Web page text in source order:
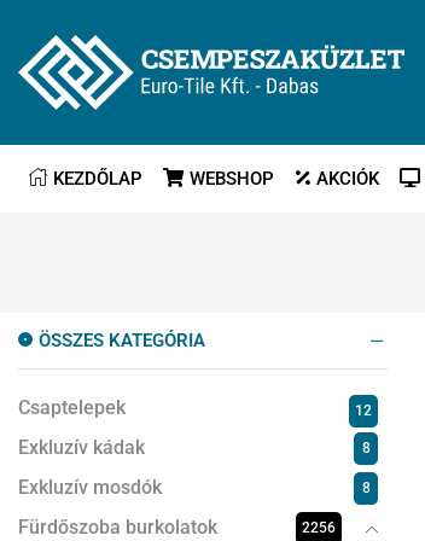
KEZDŐLAP WEBSHOP AKCIÓK
ÖSSZES KATEGÓRIA
Csaptelepek 12
Exkluzív kádak 8
Exkluzív mosdók 8
Fürdőszoba burkolatok 2256